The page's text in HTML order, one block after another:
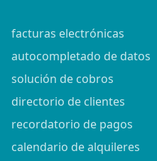
facturas electrónicas
autocompletado de datos
solución de cobros
directorio de clientes
recordatorio de pagos
calendario de alquileres